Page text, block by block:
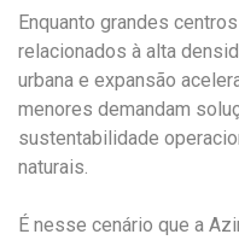
Enquanto grandes
relacionados à alta
urbana e expansão
menores demandam
sustentabilidade
naturais.
É nesse cenário que a